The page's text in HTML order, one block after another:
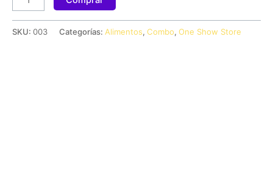
SKU: 003 Categorías: Alimentos, Combo, One Show Store